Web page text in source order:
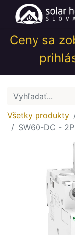
Ceny sa
Všetky produkty
SW60-DC -